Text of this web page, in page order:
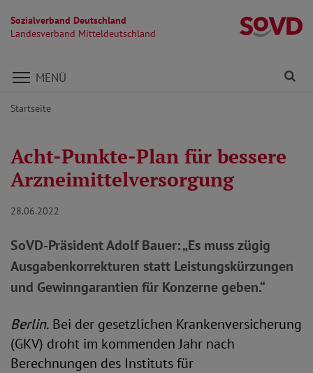
Sozialverband Deutschland
Landesverband Mitteldeutschland
Direkt zu den Inhalten springen
MENÜ
Startseite
Acht-Punkte-Plan für bessere
Arzneimittelversorgung
28.06.2022
SoVD-Präsident Adolf Bauer: „Es muss zügig
Ausgabenkorrekturen statt Leistungskürzungen
und Gewinngarantien für Konzerne geben.“
Berlin. Bei der gesetzlichen Krankenversicherung
(GKV) droht im kommenden Jahr nach
Berechnungen des Instituts für